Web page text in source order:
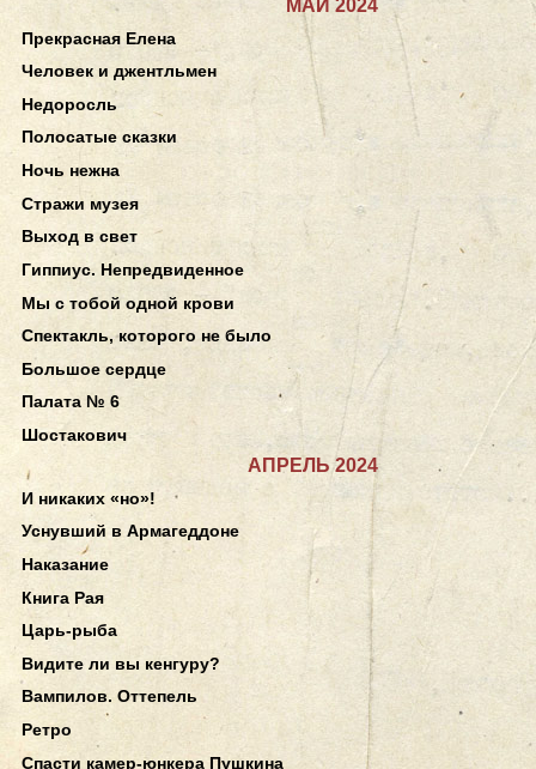
МАЙ 2024
Прекрасная Елена
Человек и джентльмен
Недоросль
Полосатые сказки
Ночь нежна
Стражи музея
Выход в свет
Гиппиус. Непредвиденное
Мы с тобой одной крови
Спектакль, которого не было
Большое сердце
Палата № 6
Шостакович
АПРЕЛЬ 2024
И никаких «но»!
Уснувший в Армагеддоне
Наказание
Книга Рая
Царь-рыба
Видите ли вы кенгуру?
Вампилов. Оттепель
Ретро
Спасти камер-юнкера Пушкина